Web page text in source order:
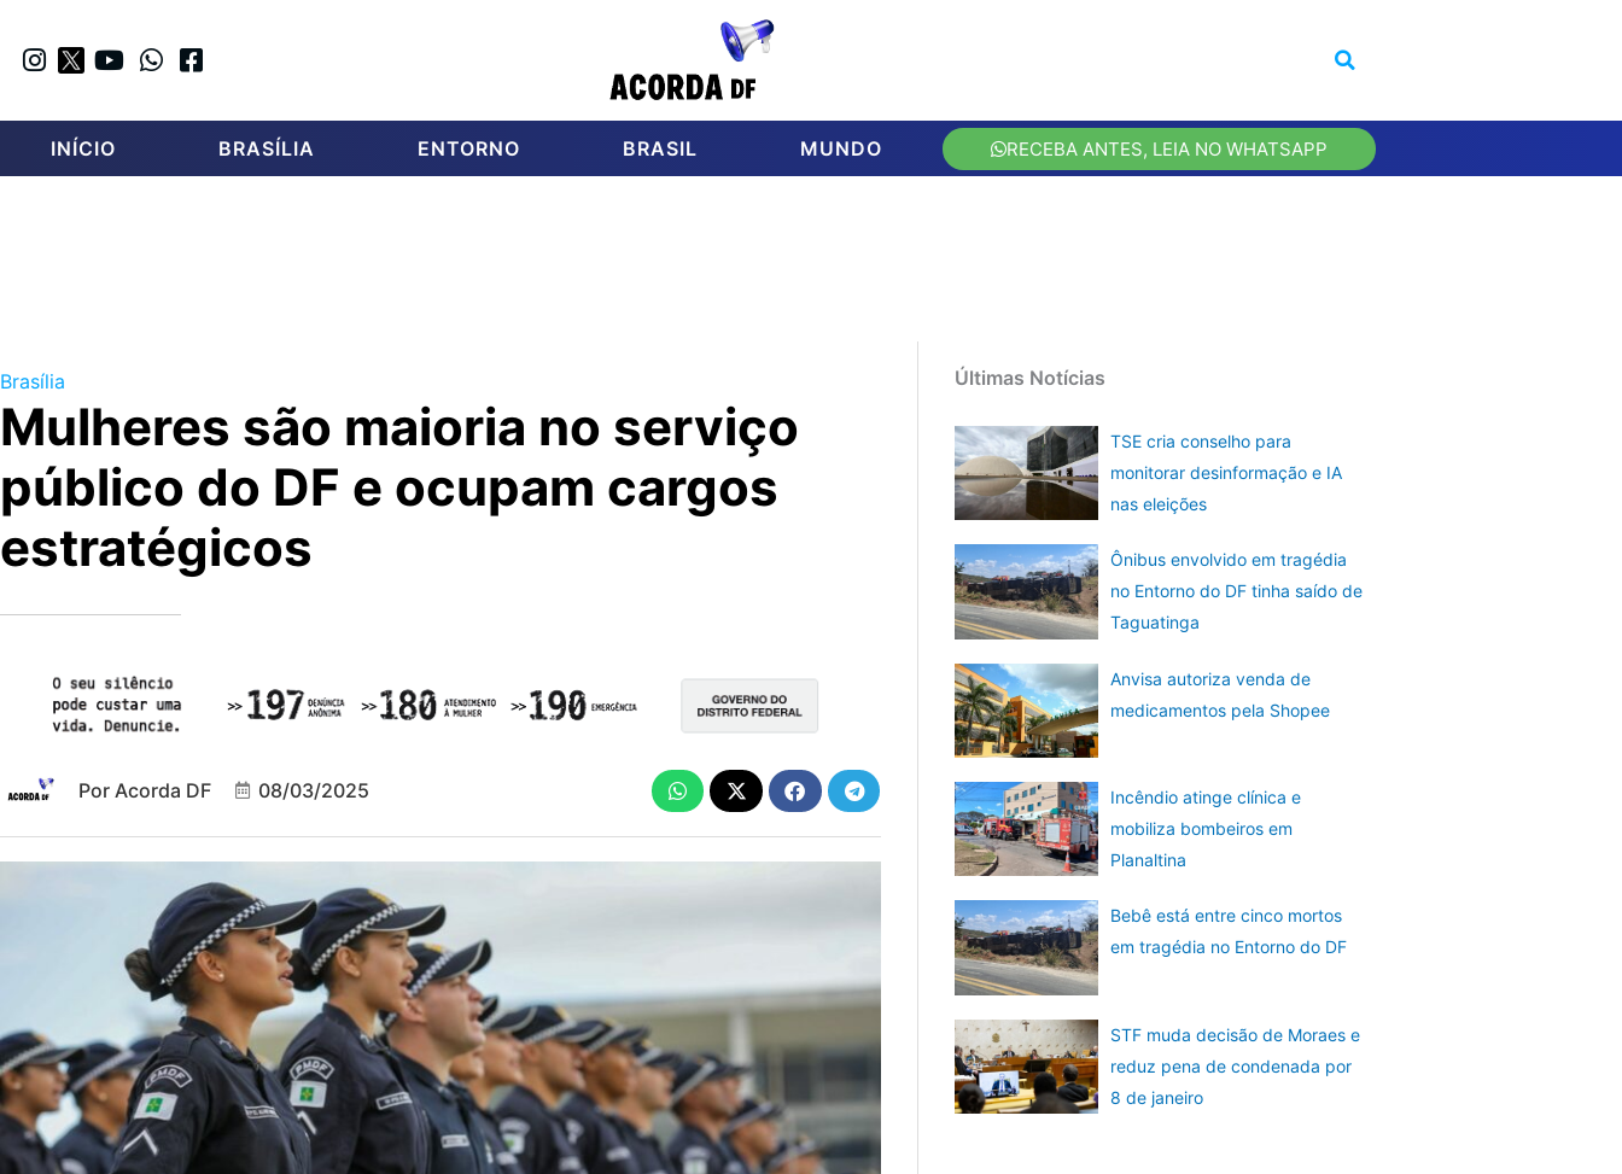
INÍCIO BRASÍLIA ENTORNO BRASIL MUNDO RECEBA ANTES, LEIA NO WHATSAPP
Brasília
Mulheres são maioria no serviço
público do DF e ocupam cargos
estratégicos
Por Acorda DF 08/03/2025
Últimas Notícias
TSE cria conselho para
monitorar desinformação e IA
nas eleições
Ônibus envolvido em tragédia
no Entorno do DF tinha saído de
Taguatinga
Anvisa autoriza venda de
medicamentos pela Shopee
Incêndio atinge clínica e
mobiliza bombeiros em
Planaltina
Bebê está entre cinco mortos
em tragédia no Entorno do DF
STF muda decisão de Moraes e
reduz pena de condenada por
8 de janeiro